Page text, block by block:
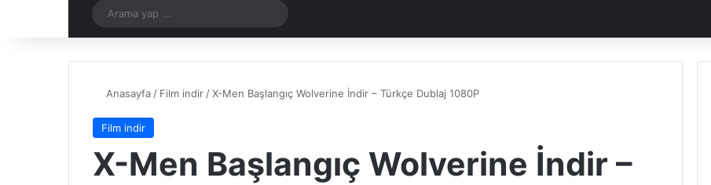
Telegram
yap
Anasayfa / Film indir /X-Men Başlangıç Wolverine İndir – Türkçe Dublaj 1080P
Film indir
X-Men Başlangıç Wolverine İndir –